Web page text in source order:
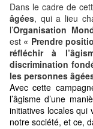
Dans le cadre de
âgées, qui a lieu
l’Organisation
est « Prendre
réfléchir à
discrimination
les personnes
Avec cette
l’âgisme d’une
initiatives locales qui
notre société, et ce,